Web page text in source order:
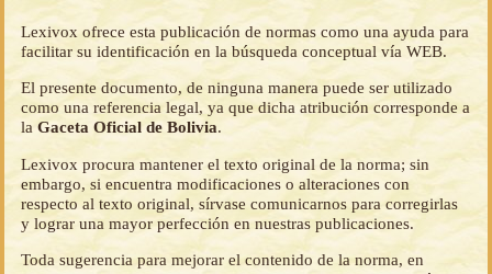
Lexivox ofrece esta publicación de normas como una ayuda para
facilitar su identificación en la búsqueda conceptual vía WEB.
El presente documento, de ninguna manera puede ser utilizado
como una referencia legal, ya que dicha atribución corresponde a
laGaceta Oficial de Bolivia.
Lexivox procura mantener el texto original de la norma; sin
embargo, si encuentra modificaciones o alteraciones con
respecto al texto original, sírvase comunicarnos para corregirlas
y lograr una mayor perfección en nuestras publicaciones.
Toda sugerencia para mejorar el contenido de la norma, en